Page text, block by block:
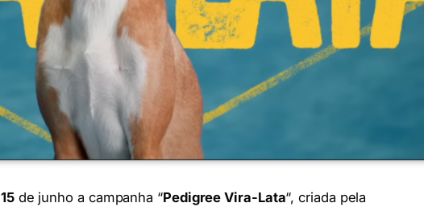
15de junho a campanha “Pedigree Vira-Lata“, criada pela